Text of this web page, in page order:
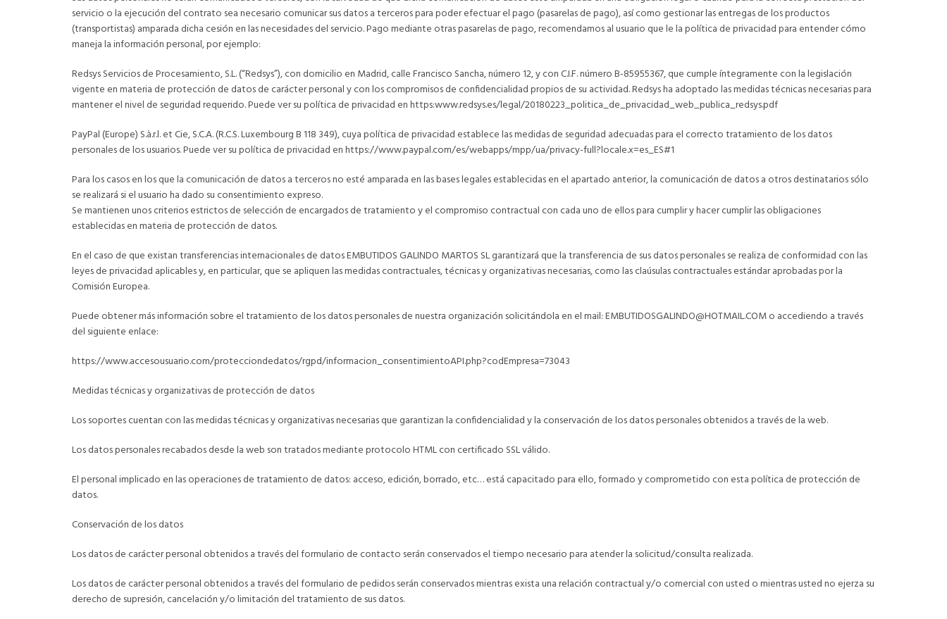
servicio o la ejecución del contrato sea necesario comunicar sus datos a terceros para poder efectuar el pago (pasarelas de pago), así como gestionar las entregas de los productos
(transportistas) amparada dicha cesión en las necesidades del servicio. Pago mediante otras pasarelas de pago, recomendamos al usuario que le la política de privacidad para entender cómo
maneja la información personal, por ejemplo:
Redsys Servicios de Procesamiento, S.L. (“Redsys”), con domicilio en Madrid, calle Francisco Sancha, número 12, y con C.I.F. número B-85955367, que cumple íntegramente con la legislación
vigente en materia de protección de datos de carácter personal y con los compromisos de confidencialidad propios de su actividad. Redsys ha adoptado las medidas técnicas necesarias para
mantener el nivel de seguridad requerido. Puede ver su política de privacidad en https:www.redsys.es/legal/20180223_politica_de_privacidad_web_publica_redsys.pdf
PayPal (Europe) S.à.r.l. et Cie, S.C.A. (R.C.S. Luxembourg B 118 349), cuya política de privacidad establece las medidas de seguridad adecuadas para el correcto tratamiento de los datos
personales de los usuarios. Puede ver su política de privacidad en https://www.paypal.com/es/webapps/mpp/ua/privacy-full?locale.x=es_ES#1
Para los casos en los que la comunicación de datos a terceros no esté amparada en las bases legales establecidas en el apartado anterior, la comunicación de datos a otros destinatarios sólo
se realizará si el usuario ha dado su consentimiento expreso.
Se mantienen unos criterios estrictos de selección de encargados de tratamiento y el compromiso contractual con cada uno de ellos para cumplir y hacer cumplir las obligaciones
establecidas en materia de protección de datos.
En el caso de que existan transferencias internacionales de datos EMBUTIDOS GALINDO MARTOS SL garantizará que la transferencia de sus datos personales se realiza de conformidad con las
leyes de privacidad aplicables y, en particular, que se apliquen las medidas contractuales, técnicas y organizativas necesarias, como las claúsulas contractuales estándar aprobadas por la
Comisión Europea.
Puede obtener más información sobre el tratamiento de los datos personales de nuestra organización solicitándola en el mail: EMBUTIDOSGALINDO@HOTMAIL.COM o accediendo a través
del siguiente enlace:
https://www.accesousuario.com/protecciondedatos/rgpd/informacion_consentimientoAPI.php?codEmpresa=73043
Medidas técnicas y organizativas de protección de datos
Los soportes cuentan con las medidas técnicas y organizativas necesarias que garantizan la confidencialidad y la conservación de los datos personales obtenidos a través de la web.
Los datos personales recabados desde la web son tratados mediante protocolo HTML con certificado SSL válido.
El personal implicado en las operaciones de tratamiento de datos: acceso, edición, borrado, etc… está capacitado para ello, formado y comprometido con esta política de protección de
datos.
Conservación de los datos
Los datos de carácter personal obtenidos a través del formulario de contacto serán conservados el tiempo necesario para atender la solicitud/consulta realizada.
Los datos de carácter personal obtenidos a través del formulario de pedidos serán conservados mientras exista una relación contractual y/o comercial con usted o mientras usted no ejerza su
derecho de supresión, cancelación y/o limitación del tratamiento de sus datos.